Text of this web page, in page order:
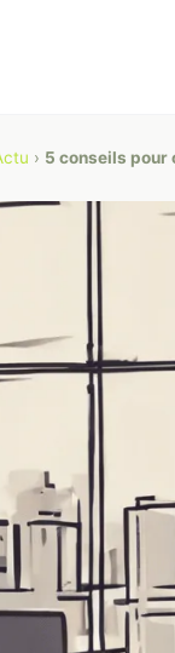
› 5 conseils pour